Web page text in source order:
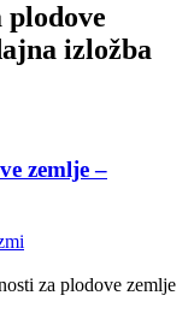
izložba
zemlje –
za plodove zemlje